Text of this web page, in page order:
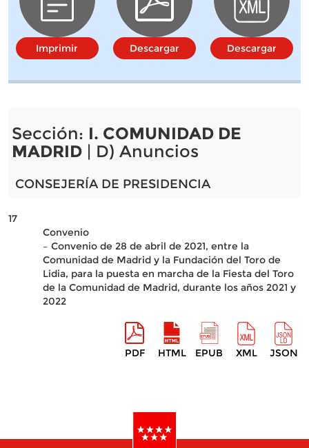
Imprimir Descargar Descargar
Sección: I. COMUNIDAD DE
MADRID| D) Anuncios
CONSEJERÍA DE PRESIDENCIA
17
Convenio
– Convenio de 28 de abril de 2021, entre la
Comunidad de Madrid y la Fundación del Toro de
Lidia, para la puesta en marcha de la Fiesta del Toro
de la Comunidad de Madrid, durante los años 2021 y
2022
PDF HTML EPUB XML JSON